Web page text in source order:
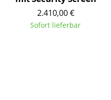
Räume
2.410,00 €
Sofort lieferbar